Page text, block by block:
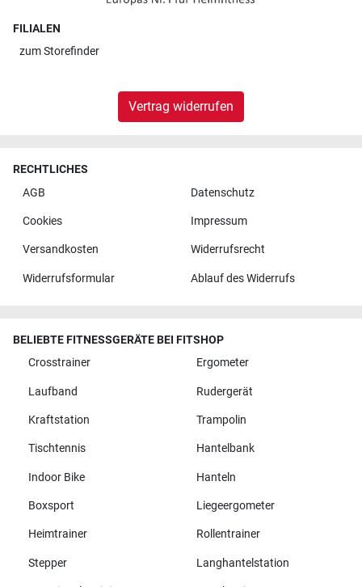
FILIALEN
zumStorefinder
Vertrag widerrufen
RECHTLICHES
AGB
Datenschutz
Cookies Impressum
Versandkosten Widerrufsrecht
Widerrufsformular Ablauf des Widerrufs
BELIEBTE FITNESSGERÄTE BEI FITSHOP
Crosstrainer
Ergometer
Laufband Rudergerät
Kraftstation Trampolin
Tischtennis Hantelbank
Indoor Bike Hanteln
Boxsport Liegeergometer
Heimtrainer Rollentrainer
Stepper Langhantelstation